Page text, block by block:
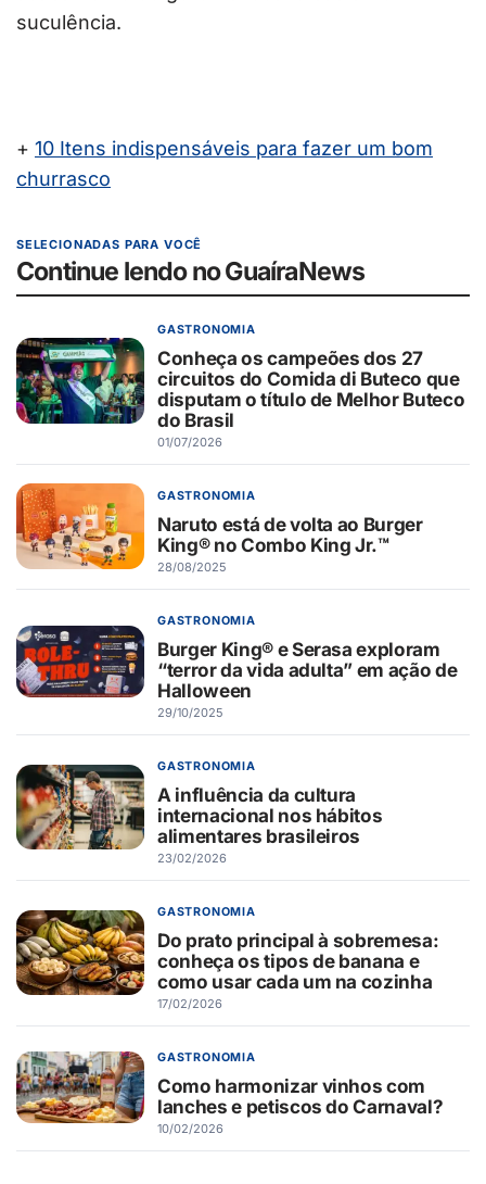
suculência.
+ 10 Itens indispensáveis para fazer um bom
churrasco
SELECIONADAS PARA VOCÊ
Continue lendo no GuaíraNews
GASTRONOMIA
Conheça os campeões dos 27
circuitos do Comida di Buteco que
disputam o título de Melhor Buteco
do Brasil
01/07/2026
GASTRONOMIA
Naruto está de volta ao Burger
King® no Combo King Jr.™
28/08/2025
GASTRONOMIA
Burger King® e Serasa exploram
“terror da vida adulta” em ação de
Halloween
29/10/2025
GASTRONOMIA
A influência da cultura
internacional nos hábitos
alimentares brasileiros
23/02/2026
GASTRONOMIA
Do prato principal à sobremesa:
conheça os tipos de banana e
como usar cada um na cozinha
17/02/2026
GASTRONOMIA
Como harmonizar vinhos com
lanches e petiscos do Carnaval?
10/02/2026